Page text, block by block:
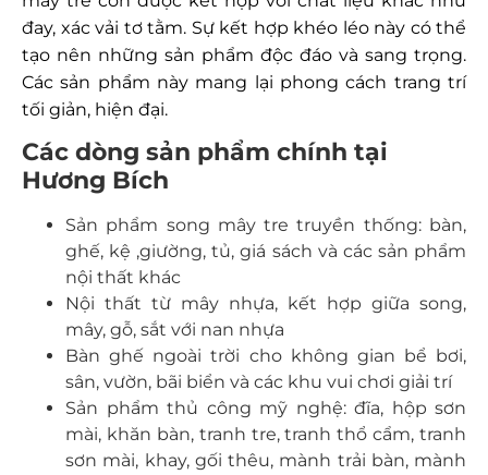
đay, xác vải tơ tằm. Sự kết hợp khéo léo này có thể
tạo nên những sản phẩm độc đáo và sang trọng.
Các sản phẩm này mang lại phong cách trang trí
tối giản, hiện đại.
Các dòng sản phẩm chính tại
Hương Bích
Sản phẩm song mây tre truyền thống: bàn,
ghế, kệ ,giường, tủ, giá sách và các sản phẩm
nội thất khác
Nội thất từ mây nhựa, kết hợp giữa song,
mây, gỗ, sắt với nan nhựa
Bàn ghế ngoài trời cho không gian bể bơi,
sân, vườn, bãi biển và các khu vui chơi giải trí
Sản phẩm thủ công mỹ nghệ: đĩa, hộp sơn
mài, khăn bàn, tranh tre, tranh thổ cẩm, tranh
sơn mài, khay, gối thêu, mành trải bàn, mành